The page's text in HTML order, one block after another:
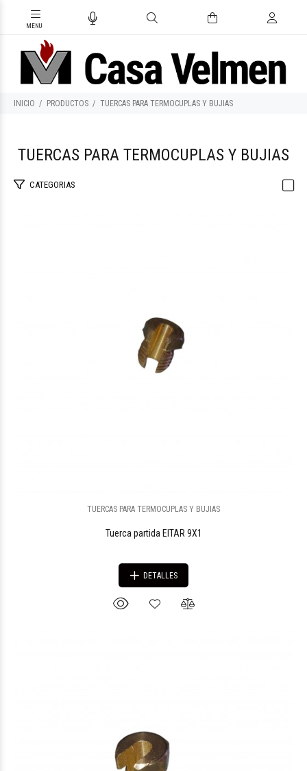
INICIO PRODUCTOS TUERCAS PARA TERMOCUPLAS Y BUJIAS
TUERCAS PARA TERMOCUPLAS Y BUJIAS
CATEGORIAS
TUERCAS PARA TERMOCUPLAS Y BUJIAS
Tuerca partida EITAR 9X1
DETALLES